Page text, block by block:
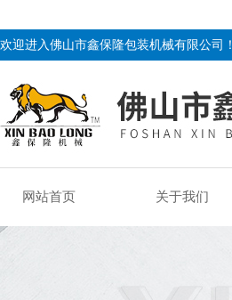
欢迎进入佛山市鑫保隆包装机械有限公司！
网站首页 关于我们